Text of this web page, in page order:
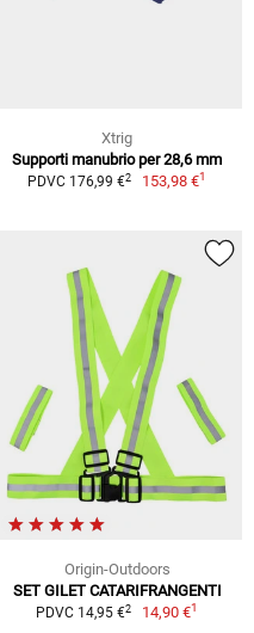
Xtrig
Supporti manubrio per 28,6 mm
PDVC 176,99 €2 153,98 €1
Origin-Outdoors
SET GILET CATARIFRANGENTI
PDVC 14,95 €2 14,90 €1